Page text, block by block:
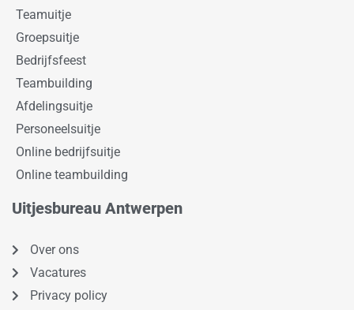
Teamuitje
Groepsuitje
Bedrijfsfeest
Teambuilding
Afdelingsuitje
Personeelsuitje
Online bedrijfsuitje
Online teambuilding
Uitjesbureau Antwerpen
Over ons
Vacatures
Privacy policy